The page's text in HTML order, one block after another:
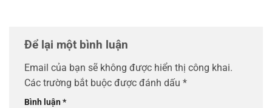
Để lại một bình luận
Email của bạn sẽ không được hiển thị công khai.
Các trường bắt buộc được đánh dấu *
Bình luận*